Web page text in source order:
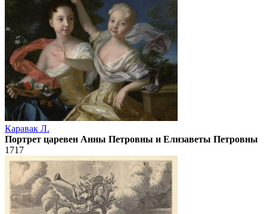
Каравак Л.
Портрет царевен Анны Петровны и Елизаветы Петровны
1717